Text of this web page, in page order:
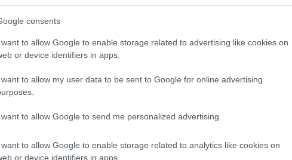
consents
want to allow Google to enable storage related to advertising like cookies on
or device identifiers in apps.
want to allow my user data to be sent to Google for online advertising
want to allow Google to send me personalized advertising.
want to allow Google to enable storage related to analytics like cookies on
or device identifiers in apps.fontos dologra próbál